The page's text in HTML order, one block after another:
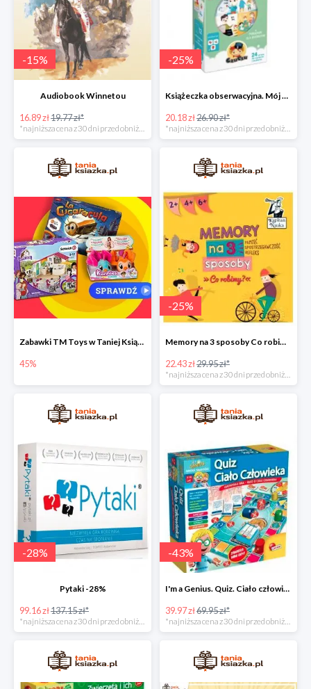
-15%
Audiobook Winnetou
16.89 zł19.77 zł*
-25%
Książeczka obserwacyjna. Mój dzień
20.18 zł26.90 zł*
Zabawki TM Toys w Taniej Książce do -45%
45%
-25%
Memory na 3 sposoby Co robimy? Nowa edycja -25%
22.43 zł29.95 zł*
*najniższa cena z 30 dni przed obniżką
-28%
Pytaki -28%
99.16 zł137.15 zł*
-43%
I'm a Genius. Quiz. Ciało człowieka -43%
39.97 zł69.95 zł*